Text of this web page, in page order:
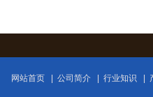
网站首页| 公司简介| 行业知识